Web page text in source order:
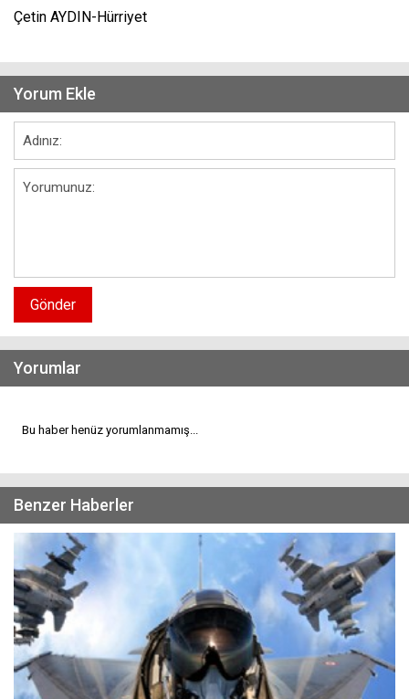
Çetin AYDIN-Hürriyet
Yorum Ekle
Gönder
Yorumlar
Bu haber henüz yorumlanmamış...
Benzer Haberler